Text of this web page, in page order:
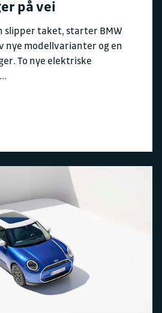
på vei
slipper taket, starter BMW
nye modellvarianter og en
To nye elektriske